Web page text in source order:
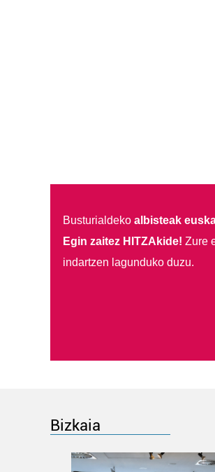
Busturialdeko albisteak
Egin zaitez HITZAkide! Zure
indartzen lagunduko duzu.
Bizkaia